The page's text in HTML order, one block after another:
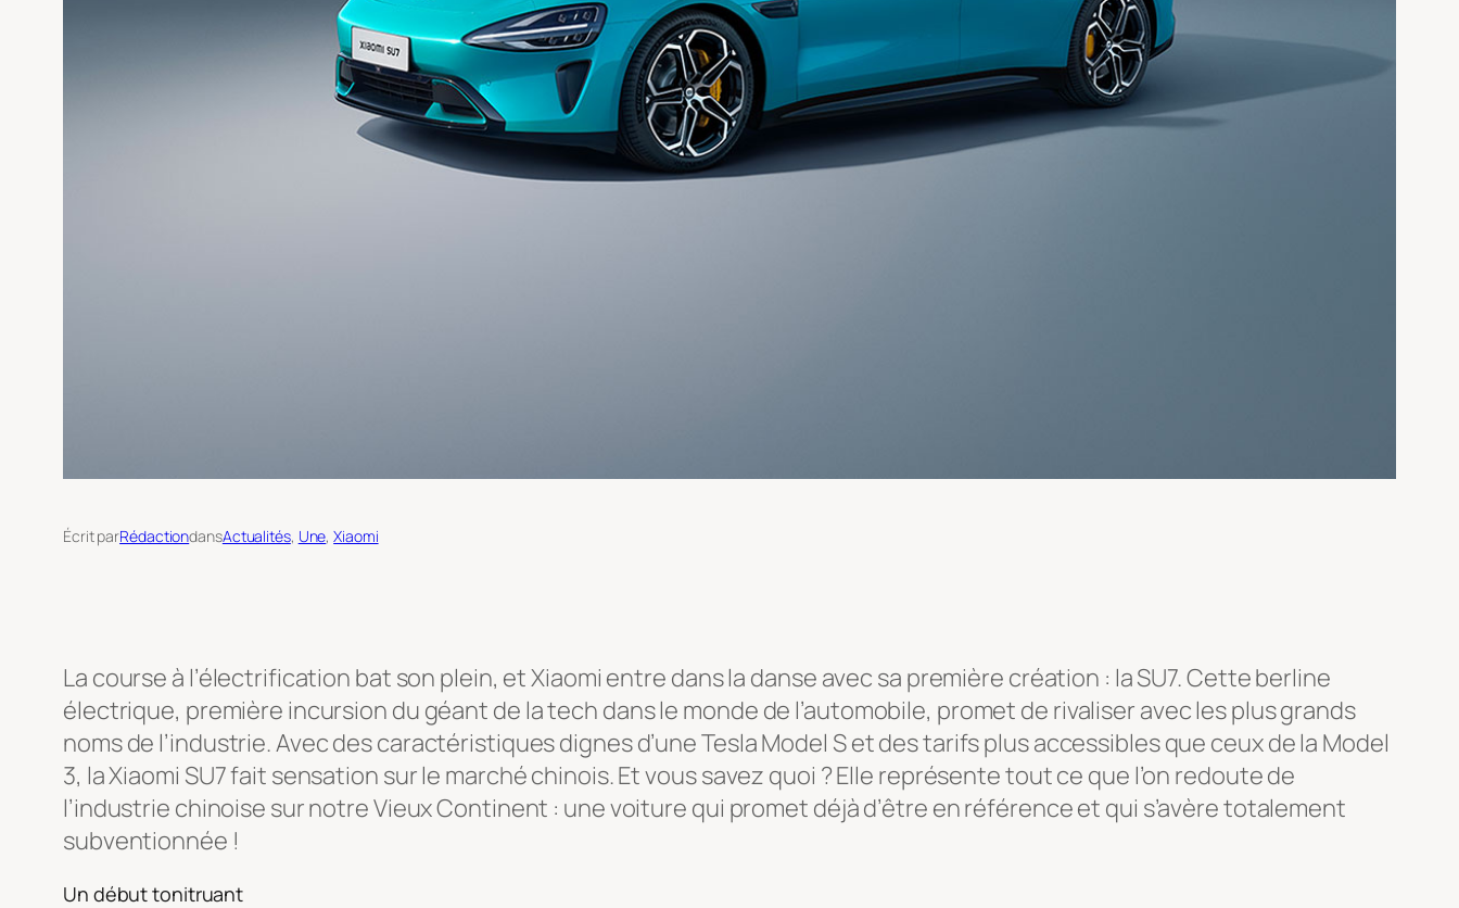
Écrit parRédactiondansActualités, Une, Xiaomi
La course à l’électrification bat son plein, et Xiaomi entre dans la danse avec sa première création : la SU7. Cette berline
électrique, première incursion du géant de la tech dans le monde de l’automobile, promet de rivaliser avec les plus grands
noms de l’industrie. Avec des caractéristiques dignes d’une Tesla Model S et des tarifs plus accessibles que ceux de la Model
3, la Xiaomi SU7 fait sensation sur le marché chinois. Et vous savez quoi ? Elle représente tout ce que l’on redoute de
l’industrie chinoise sur notre Vieux Continent : une voiture qui promet déjà d’être en référence et qui s’avère totalement
subventionnée !
Un début tonitruant